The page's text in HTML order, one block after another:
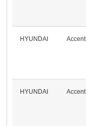
HYUNDAI Accent
HYUNDAI Accent